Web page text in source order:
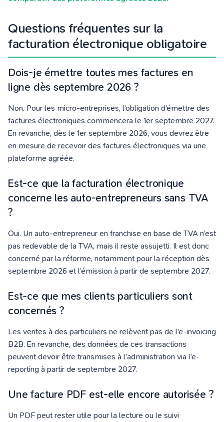
Questions fréquentes sur la
facturation électronique obligatoire
Dois-je émettre toutes mes factures en
ligne dès septembre 2026 ?
Non. Pour les micro-entreprises, l’obligation d’émettre des
factures électroniques commencera le 1er septembre 2027.
En revanche, dès le 1er septembre 2026, vous devrez être
en mesure de recevoir des factures électroniques via une
plateforme agréée.
Est-ce que la facturation électronique
concerne les auto-entrepreneurs sans TVA
?
Oui. Un auto-entrepreneur en franchise en base de TVA n’est
pas redevable de la TVA, mais il reste assujetti. Il est donc
concerné par la réforme, notamment pour la réception dès
septembre 2026 et l’émission à partir de septembre 2027.
Est-ce que mes clients particuliers sont
concernés ?
Les ventes à des particuliers ne relèvent pas de l’e-invoicing
B2B. En revanche, des données de ces transactions
peuvent devoir être transmises à l’administration via l’e-
reporting à partir de septembre 2027.
Une facture PDF est-elle encore autorisée ?
Un PDF peut rester utile pour la lecture ou le suivi